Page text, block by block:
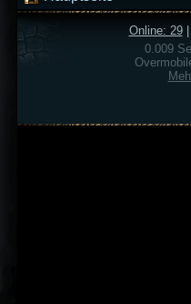
Online: 29|
0.009